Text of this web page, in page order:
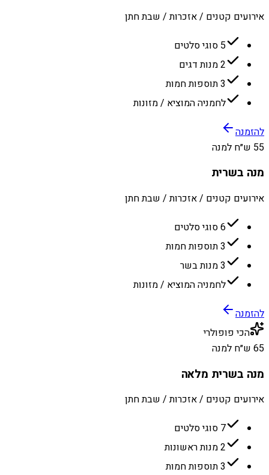
אירועים קטנים / אזכרות / שבת חתן
5 סוגי סלטים
2 מנות דגים
3 תוספות חמות
לחמניה המוציא / מזונות
להזמנה
55 ש״ח למנה
מנה בשרית
אירועים קטנים / אזכרות / שבת חתן
6 סוגי סלטים
3 תוספות חמות
3 מנות בשר
לחמניה המוציא / מזונות
להזמנה
הכי פופולרי
65 ש״ח למנה
מנה בשרית מלאה
אירועים קטנים / אזכרות / שבת חתן
7 סוגי סלטים
2 מנות ראשונות
3 תוספות חמות